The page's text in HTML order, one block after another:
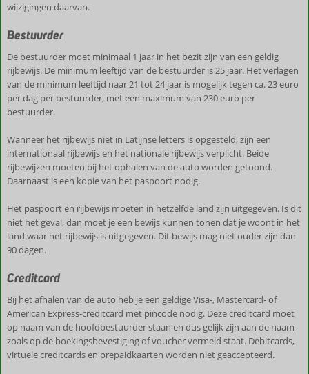
wijzigingen daarvan.
Bestuurder
De bestuurder moet minimaal 1 jaar in het bezit zijn van een geldig
rijbewijs. De minimum leeftijd van de bestuurder is 25 jaar. Het verlagen
van de minimum leeftijd naar 21 tot 24 jaar is mogelijk tegen ca. 23 euro
per dag per bestuurder, met een maximum van 230 euro per
bestuurder.
Wanneer het rijbewijs niet in Latijnse letters is opgesteld, zijn een
internationaal rijbewijs en het nationale rijbewijs verplicht. Beide
rijbewijzen moeten bij het ophalen van de auto worden getoond.
Daarnaast is een kopie van het paspoort nodig.
Het paspoort en rijbewijs moeten in hetzelfde land zijn uitgegeven. Is dit
niet het geval, dan moet je een bewijs kunnen tonen dat je woont in het
land waar het rijbewijs is uitgegeven. Dit bewijs mag niet ouder zijn dan
90 dagen.
Creditcard
Bij het afhalen van de auto heb je een geldige Visa-, Mastercard- of
American Express-creditcard met pincode nodig. Deze creditcard moet
op naam van de hoofdbestuurder staan en dus gelijk zijn aan de naam
zoals op de boekingsbevestiging of voucher vermeld staat. Debitcards,
virtuele creditcards en prepaidkaarten worden niet geaccepteerd.